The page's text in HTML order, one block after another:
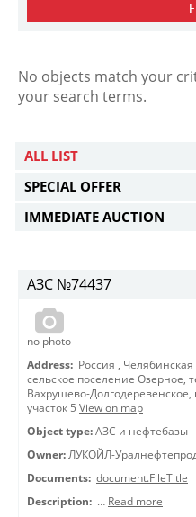
No objects match your
your search terms.
ALL LIST
SPECIAL OFFER
IMMEDIATE AUCTION
АЗС №74437
no photo
Address: Россия , Челябинская
сельское поселение Озерное,
Вахрушево-
участок 5 View on map
Object type: АЗС и нефтебазы
Owner: ЛУКОЙЛ-
Documents: document.FileTitle
Description: … Read more